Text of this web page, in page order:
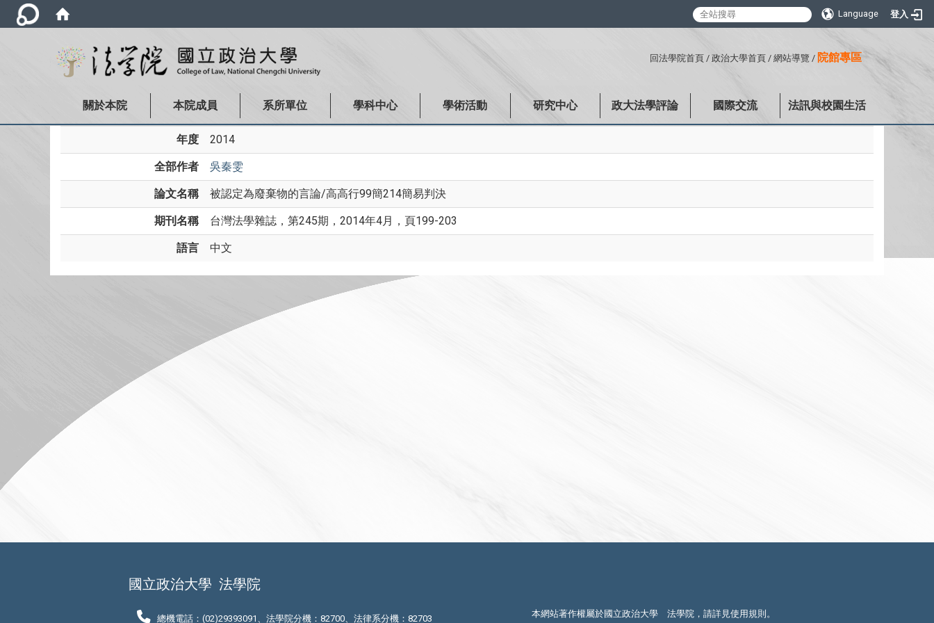
Language 登入
回法學院首頁 / 政治大學首頁 / 網站導覽 / 院館專區
關於本院 本院成員 系所單位 學科中心 學術活動 研究中心 政大法學評論 國際交流 法訊與校園生活
年度 2014
全部作者 吳秦雯
論文名稱 被認定為廢棄物的言論/高高行99簡214簡易判決
期刊名稱 台灣法學雜誌，第245期，2014年4月，頁199-203
語言 中文
國立政治大學 法學院
總機電話：(02)29393091、法學院分機：82700、法律系分機：82703 本網站著作權屬於國立政治大學 法學院，請詳見使用規則 。